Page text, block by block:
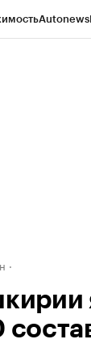
Autonews